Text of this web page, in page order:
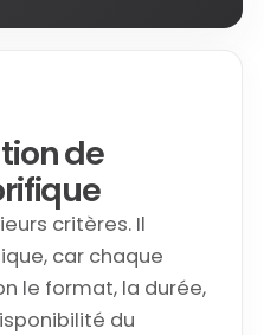
de
critères. Il
car chaque
le format, la durée,
du